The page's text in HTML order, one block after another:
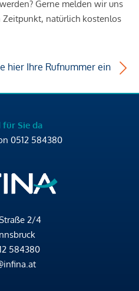
Gerne melden wir uns
Zeitpunkt, natürlich kostenlos
hier Ihre Rufnummer ein
für Sie da
0512 584380
2/4
584380